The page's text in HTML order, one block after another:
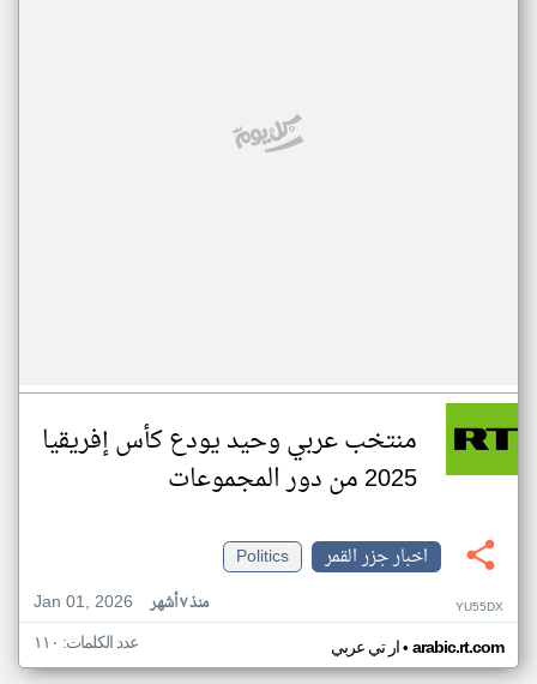
منتخب عربي وحيد يودع كأس إفريقيا
2025 من دور المجموعات
اخبار جزر القمر
Politics
Jan 01, 2026
منذ ٧ أشهر YU55DX
ار تي عربي• arabic.rt.com عدد الكلمات: ١١٠